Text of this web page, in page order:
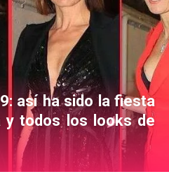
así ha sido la fiesta
y todos los looks de